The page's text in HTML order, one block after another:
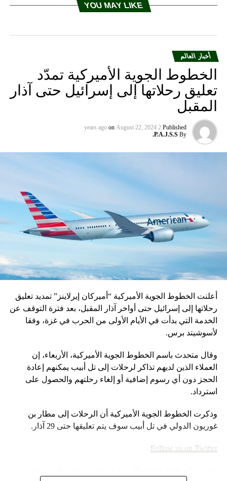
UP
YOU MAY LIKE
أخبار العالم
الخطوط الجوية الأميركية تمدّد
تعليق رحلاتها إلى إسرائيل حتى آذار
المقبل
Published
2 years ago
on August 22, 2024
By
P.A.J.S.S.
أعلنت الخطوط الجوية الأميركية “أميركان إيرلاينز” تمديد تعليق
رحلاتها إلى إسرائيل حتى أواخر آذار المقبل، بعد فترة التوقف عن
الخدمة التي بدأت في الأيام الأولى من الحرب في غزة، وفقا
لأسوشيتد برس.
وقال متحدث باسم الخطوط الجوية الأميركية، الأربعاء، إن
العملاء الذين لديهم تذاكر لرحلات إلى تل أبيب يمكنهم إعادة
الحجز دون أي رسوم إضافية أو إلغاء رحلتهم والحصول على
استرداد.
وذكرت الخطوط الجوية الأميركية أن الرحلات إلى مطار بن
غوريون الدولي في تل أبيب سوف يتم تعليقها حتى 29 آذار.
Follow us on Twitter